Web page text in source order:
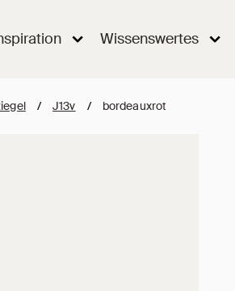
Wissenswertes
/ J13v / bordeauxrot